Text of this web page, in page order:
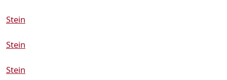
Stein
Stein
Stein